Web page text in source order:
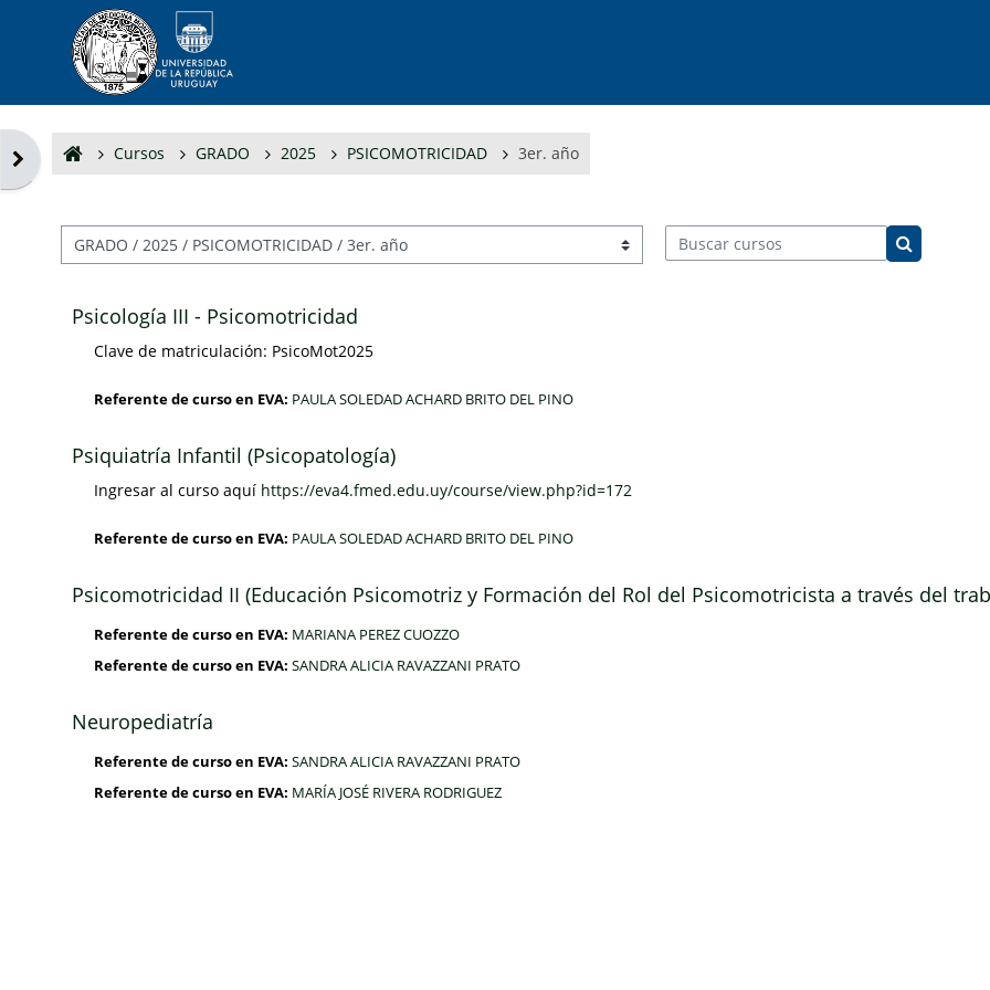
Salta al contenido principal
Abrir cajón de bloques
Cursos GRADO 2025 PSICOMOTRICIDAD 3er. año
Categorías Buscar cursos
Buscar
Psicología III - Psicomotricidad
Clave de matriculación: PsicoMot2025
Referente de curso en EVA: PAULA SOLEDAD ACHARD BRITO DEL PINO
Psiquiatría Infantil (Psicopatología)
Ingresar al curso aquí https://eva4.fmed.edu.uy/course/view.php?id=172
Referente de curso en EVA: PAULA SOLEDAD ACHARD BRITO DEL PINO
Psicomotricidad II (Educación Psicomotriz y Formación del Rol del Psicomotricista a través del
Referente de curso en EVA: MARIANA PEREZ CUOZZO
Referente de curso en EVA: SANDRA ALICIA RAVAZZANI PRATO
Neuropediatría
Referente de curso en EVA: SANDRA ALICIA RAVAZZANI PRATO
Referente de curso en EVA: MARÍA JOSÉ RIVERA RODRIGUEZ